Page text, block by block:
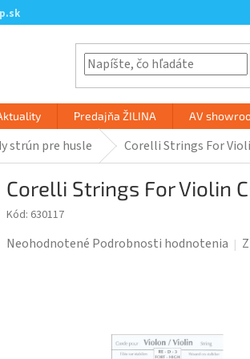
Predajňa ŽILINA AV
strún pre husle Corelli Strings For
Corelli Strings For Violin
Kód: 630117
Priemerné
Neohodnotené Podrobnosti hodnotenia